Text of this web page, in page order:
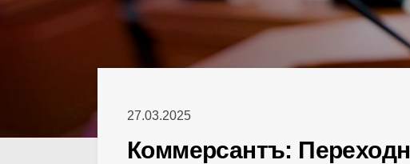
27.03.2025
Коммерсантъ: